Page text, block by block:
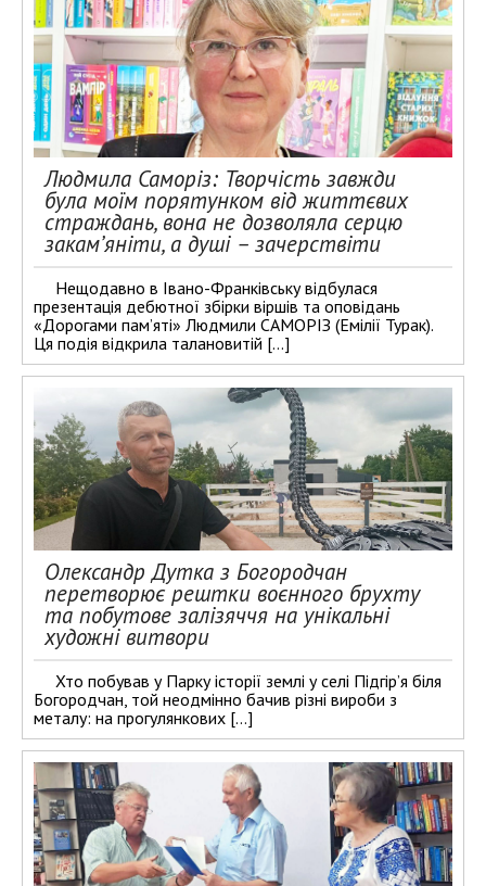
Людмила Саморіз: Творчість завжди
була моїм порятунком від життєвих
страждань, вона не дозволяла серцю
закам’яніти, а душі – зачерствіти
Нещодавно в Івано-Франківську відбулася
презентація дебютної збірки віршів та оповідань
«Дорогами пам’яті» Людмили САМОРІЗ (Емілії Турак).
Ця подія відкрила талановитій […]
Олександр Дутка з Богородчан
перетворює рештки воєнного брухту
та побутове залізяччя на унікальні
художні витвори
Хто побував у Парку історії землі у селі Підгір’я біля
Богородчан, той неодмінно бачив різні вироби з
металу: на прогулянкових […]